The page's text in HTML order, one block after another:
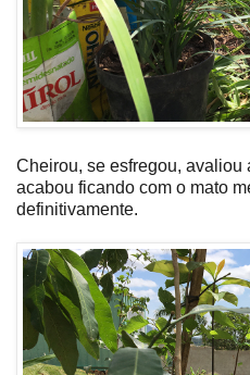
Cheirou, se esfregou, avaliou
acabou ficando com o mato
definitivamente.